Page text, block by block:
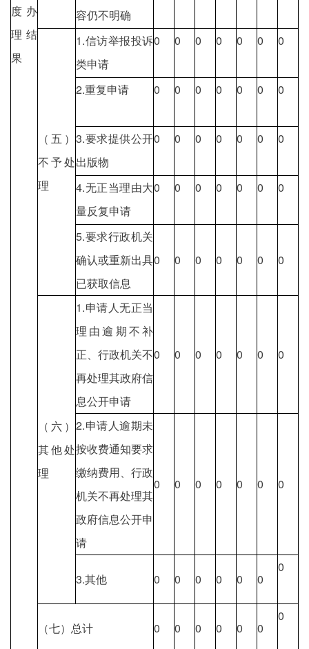
度办
理结
果
容仍不明确
（五）
不予处
理
1.信访举报投诉
类申请
0 0 0 0 0 0 0
2.重复申请 0 0 0 0 0 0 0
3.要求提供公开
出版物
0 0 0 0 0 0 0
4.无正当理由大
量反复申请
0 0 0 0 0 0 0
5.要求行政机关
确认或重新出具
已获取信息
0 0 0 0 0 0 0
（六）
其他处
理
1.申请人无正当
理由逾期不补
正、行政机关不
再处理其政府信
息公开申请
0 0 0 0 0 0 0
2.申请人逾期未
按收费通知要求
缴纳费用、行政
机关不再处理其
政府信息公开申
请
0 0 0 0 0 0 0
3.其他 0 0 0 0 0 0
0
（七）总计 0 0 0 0 0 0
0